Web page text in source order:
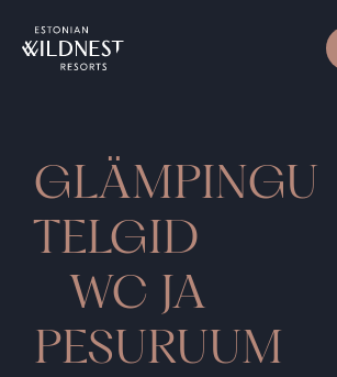
GLÄMPINGU
TELGID
WC
PESURUUM